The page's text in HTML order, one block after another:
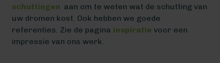
schuttingen aan om te weten wat de schutting van
uw dromen kost. Ook hebben we goede
referenties. Zie de pagina inspiratie voor een
impressie van ons werk.